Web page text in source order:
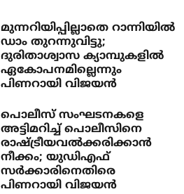
മുന്നറിയിപ്പില്ലാതെ റാന്നിയിൽ
ഡാം തുറന്നുവിട്ടു;
ദുരിതാശ്വാസ ക്യാമ്പുകളിൽ
ഏകോപനമില്ലെന്നും
പിണറായി വിജയൻ
പൊലീസ് സംഘടനകളെ
അട്ടിമറിച്ച് പൊലീസിനെ
രാഷ്ട്രീയവൽക്കരിക്കാൻ
നീക്കം; യുഡിഎഫ്
സർക്കാരിനെതിരെ
പിണറായി വിജയൻ